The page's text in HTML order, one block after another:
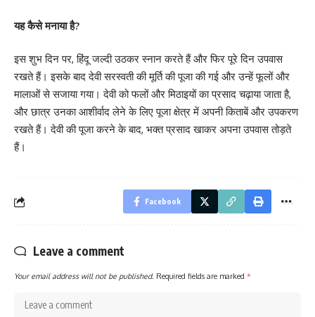
यह कैसे मनाया है?
इस शुभ दिन पर, हिंदू जल्दी उठकर स्नान करते हैं और फिर पूरे दिन उपवास
रखते हैं। इसके बाद देवी सरस्वती की मूर्ति की पूजा की गई और उन्हें फूलों और
मालाओं से सजाया गया। देवी को फलों और मिठाइयों का प्रसाद चढ़ाया जाता है,
और छात्र उनका आशीर्वाद लेने के लिए पूजा क्षेत्र में अपनी किताबें और उपकरण
रखते हैं। देवी की पूजा करने के बाद, भक्त प्रसाद खाकर अपना उपवास तोड़ते
हैं।
Facebook
Leave a comment
Your email address will not be published. Required fields are marked *